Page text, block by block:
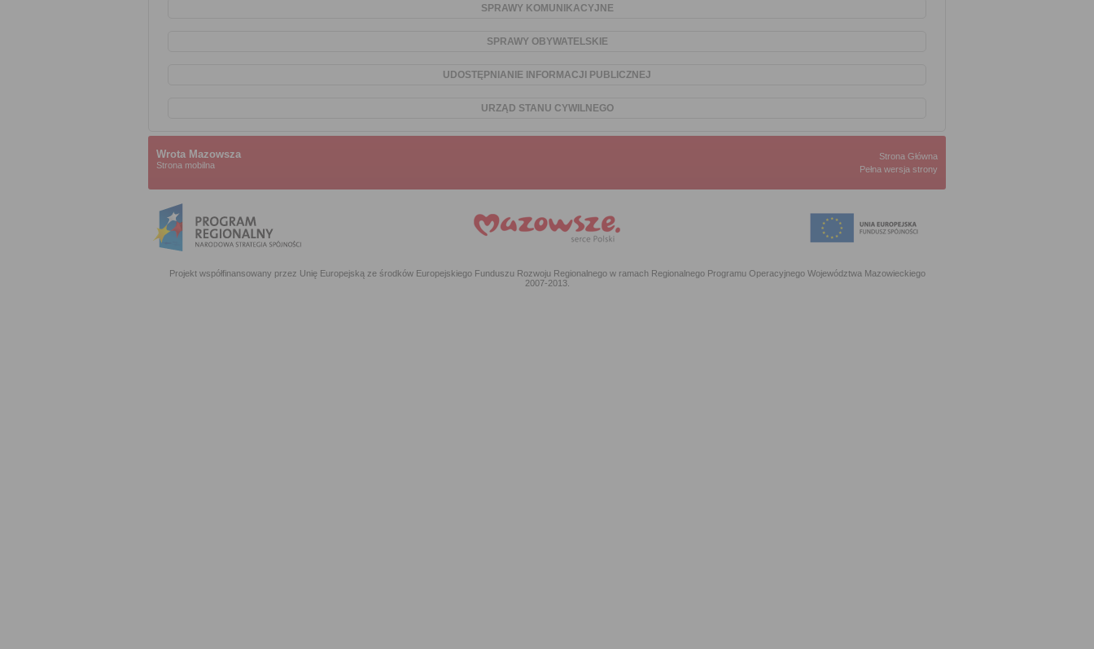
SPRAWY KOMUNIKACYJNE
SPRAWY OBYWATELSKIE
UDOSTĘPNIANIE INFORMACJI PUBLICZNEJ
URZĄD STANU CYWILNEGO
Wrota Mazowsza
Strona mobilna
Strona Główna
Pełna wersja strony
Projekt współfinansowany przez Unię Europejską ze środków Europejskiego Funduszu Rozwoju Regionalnego w ramach Regionalnego Programu Operacyjnego Województwa Mazowieckiego
2007-2013.